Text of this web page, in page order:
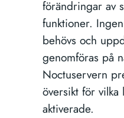
förändringar av
funktioner.
behövs och
genomföras på
Noctuservern
översikt för
aktiverade.